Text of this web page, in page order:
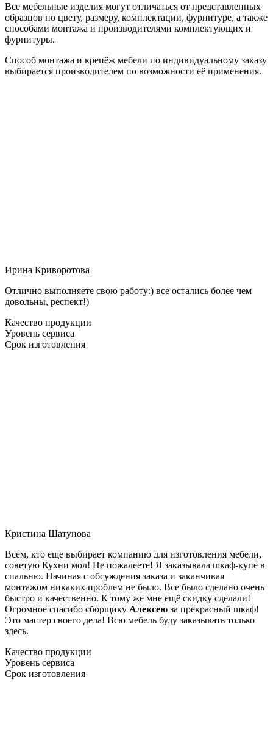
Все мебельные изделия могут отличаться от представленных
образцов по цвету, размеру, комплектации, фурнитуре, а также
способами монтажа и производителями комплектующих и
фурнитуры.
Способ монтажа и крепёж мебели по индивидуальному заказу
выбирается производителем по возможности её применения.
Ирина Криворотова
Отлично выполняете свою работу:) все остались более чем
довольны, респект!)
Качество продукции
Уровень сервиса
Срок изготовления
Кристина Шатунова
Всем, кто еще выбирает компанию для изготовления мебели,
советую Кухни мол! Не пожалеете! Я заказывала шкаф-купе в
спальню. Начиная с обсуждения заказа и заканчивая
монтажом никаких проблем не было. Все было сделано очень
быстро и качественно. К тому же мне ещё скидку сделали!
Огромное спасибо сборщику Алексею за прекрасный шкаф!
Это мастер своего дела! Всю мебель буду заказывать только
здесь.
Качество продукции
Уровень сервиса
Срок изготовления